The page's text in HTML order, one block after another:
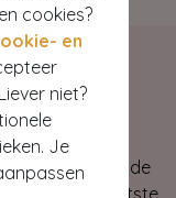
cookies?
en
niet?
Je
10%
ben je altijd op de
collecties, laatste